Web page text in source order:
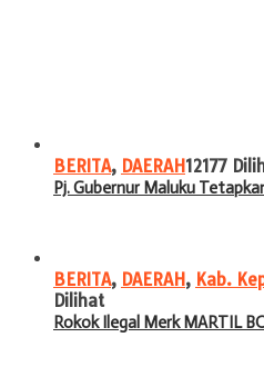
BERITA, DAERAH12177
Pj. Gubernur Maluku
BERITA, DAERAH, Kab.
Dilihat
Rokok Ilegal Merk MARTIL